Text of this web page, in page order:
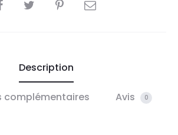
Description
complémentaires Avis 0